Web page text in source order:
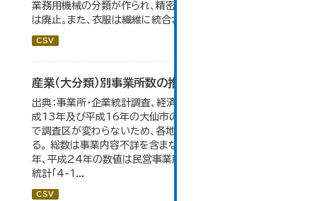
業務用機械の分類が作られ、精密機械、一般用機械の分類
は廃止。また、衣服は繊維に統合された。...
CSV
産業（大分類）別事業所数の推移
出典：事業所・企業統計調査、経済センサス。 平成11年、平
成13年及び平成16年の大仙市の数値は、合併前、合併後
で調査区が変わらないため、各地域の数値を合算してい
る。 総数は事業内容不詳を含まない。平成11年、平成16
年、平成24年の数値は民営事業所のみの数値。 大仙市の
統計「4-1...
CSV